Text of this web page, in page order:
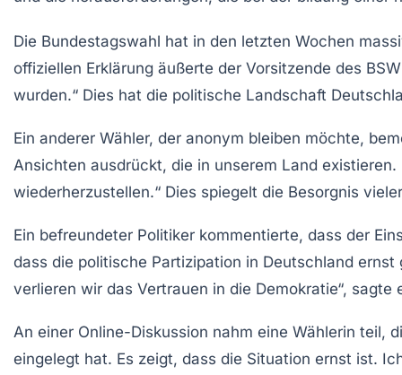
Die Bundestagswahl hat in den letzten Wochen
offiziellen Erklärung äußerte der Vorsitzende des BSW
wurden.“ Dies hat die politische Landschaft
Ein anderer Wähler, der anonym bleiben möchte,
Ansichten ausdrückt, die in unserem Land
wiederherzustellen.“ Dies spiegelt die Besorgnis
Ein befreundeter Politiker kommentierte, dass der
dass die politische Partizipation in Deutschland
verlieren wir das Vertrauen in die Demokratie“, sagte
An einer Online-Diskussion nahm eine Wählerin teil,
eingelegt hat. Es zeigt, dass die Situation ernst ist.